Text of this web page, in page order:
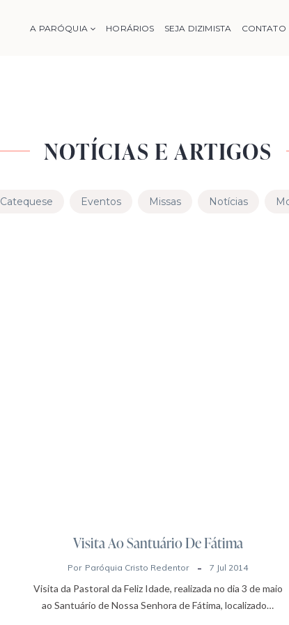
A PARÓQUIA HORÁRIOS SEJA DIZIMISTA CONTATO
NOTÍCIAS E ARTIGOS
Catequese Eventos Missas Notícias
Visita Ao Santuário De Fátima
Por Paróquia Cristo Redentor 7 Jul 2014
Visita da Pastoral da Feliz Idade, realizada no dia 3 de maio
ao Santuário de Nossa Senhora de Fátima, localizado…